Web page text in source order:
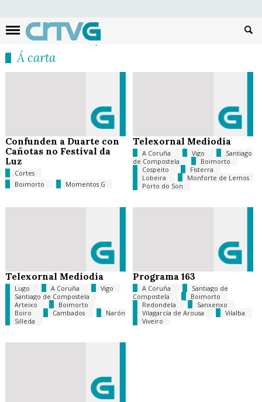
Á carta
Confunden a Duarte con
Cañotas no Festival da
Luz
Cortes
Boimorto
Momentos G
Telexornal Mediodía
A Coruña Vigo
Santiago
de Compostela
Boimorto
Cospeito
Fisterra
Lobeira
Monforte de Lemos
Porto do Son
Telexornal Mediodía
Lugo A Coruña
Vigo
Santiago de Compostela
Arteixo
Boimorto
Boiro
Cambados
Narón
Silleda
Programa 163
A Coruña
Santiago de
Compostela
Boimorto
Redondela
Sanxenxo
Vilagarcía de Arousa
Vilalba
Viveiro